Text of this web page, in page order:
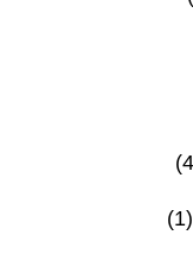
(1)